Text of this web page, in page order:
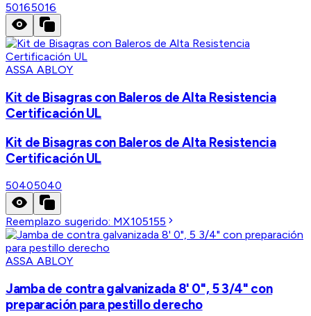
50165016
ASSA ABLOY
Kit de Bisagras con Baleros de Alta Resistencia
Certificación UL
Kit de Bisagras con Baleros de Alta Resistencia
Certificación UL
50405040
Reemplazo sugerido: MX105155
ASSA ABLOY
Jamba de contra galvanizada 8' 0", 5 3/4" con
preparación para pestillo derecho